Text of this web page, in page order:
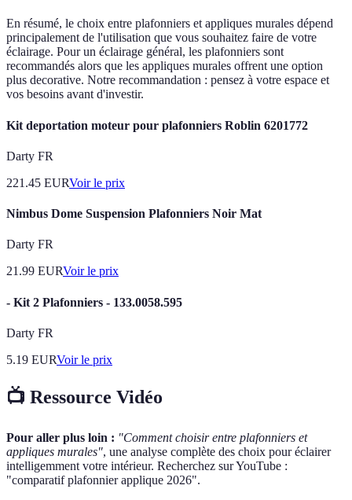
En résumé, le choix entre plafonniers et appliques murales dépend
principalement de l'utilisation que vous souhaitez faire de votre
éclairage. Pour un éclairage général, les plafonniers sont
recommandés alors que les appliques murales offrent une option
plus decorative. Notre recommandation : pensez à votre espace et
vos besoins avant d'investir.
Kit deportation moteur pour plafonniers Roblin 6201772
Darty FR
221.45 EURVoir le prix
Nimbus Dome Suspension Plafonniers Noir Mat
Darty FR
21.99 EURVoir le prix
- Kit 2 Plafonniers - 133.0058.595
Darty FR
5.19 EURVoir le prix
📺 Ressource Vidéo
Pour aller plus loin : "Comment choisir entre plafonniers et
appliques murales", une analyse complète des choix pour éclairer
intelligemment votre intérieur. Recherchez sur YouTube :
"comparatif plafonnier applique 2026".